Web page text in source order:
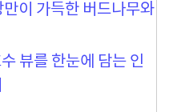
이 가득한 버드나무와
뷰를 한눈에 담는 인